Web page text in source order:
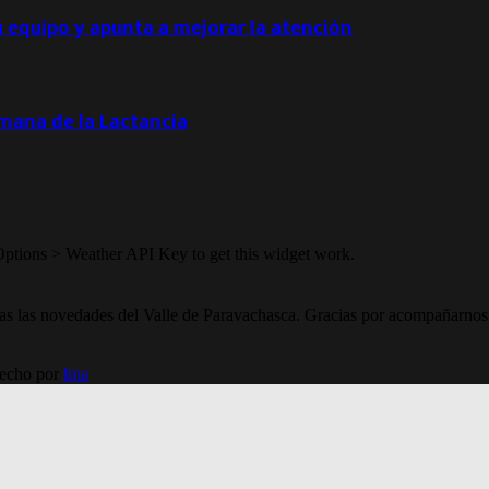
y apunta a mejorar la atención
de la Lactancia
> Weather API Key to get this widget work.
las novedades del Valle de Paravachasca. Gracias por
por lma